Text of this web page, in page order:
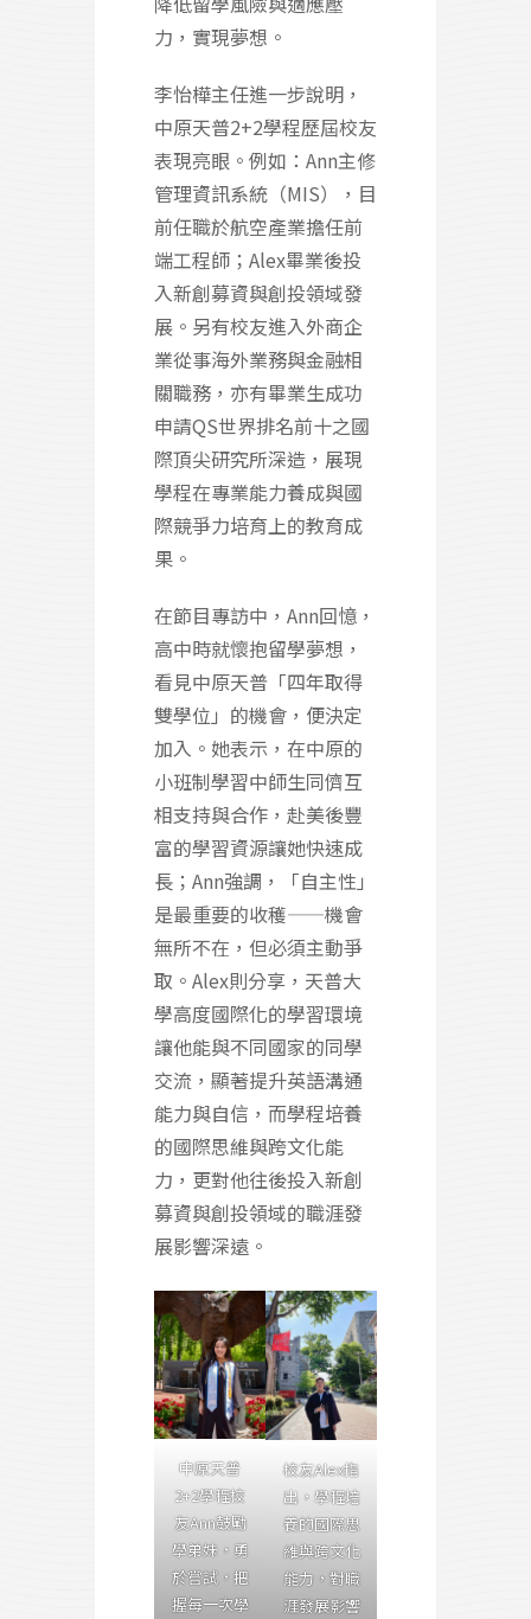
力，實現夢想。
李怡樺主任進一步說明，
中原天普2+2學程歷屆校友
表現亮眼。例如：Ann主修
管理資訊系統（MIS），目
前任職於航空產業擔任前
端工程師；Alex畢業後投
入新創募資與創投領域發
展。另有校友進入外商企
業從事海外業務與金融相
關職務，亦有畢業生成功
申請QS世界排名前十之國
際頂尖研究所深造，展現
學程在專業能力養成與國
際競爭力培育上的教育成
果。
在節目專訪中，Ann回憶，
高中時就懷抱留學夢想，
看見中原天普「四年取得
雙學位」的機會，便決定
加入。她表示，在中原的
小班制學習中師生同儕互
相支持與合作，赴美後豐
富的學習資源讓她快速成
長；Ann強調，「自主性」
是最重要的收穫——機會
無所不在，但必須主動爭
取。Alex則分享，天普大
學高度國際化的學習環境
讓他能與不同國家的同學
交流，顯著提升英語溝通
能力與自信，而學程培養
的國際思維與跨文化能
力，更對他往後投入新創
募資與創投領域的職涯發
展影響深遠。
中原天普
2+2學程校
友Ann鼓勵
學弟妹，勇
於嘗試，把
握每一次學
校友Alex指
出，學程培
養的國際思
維與跨文化
能力，對職
涯發展影響